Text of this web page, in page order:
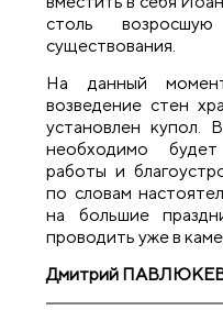
столь
существования.
На данный
возведение стен
установлен купол.
необходимо
работы и
по словам
на большие
проводить уже в
Дмитрий